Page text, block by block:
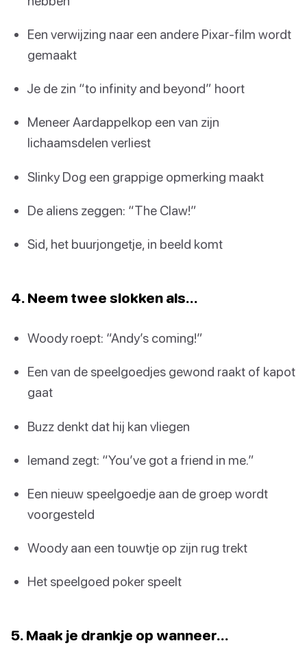
Een verwijzing naar een andere Pixar-film wordt
gemaakt
Je de zin “to infinity and beyond” hoort
Meneer Aardappelkop een van zijn
lichaamsdelen verliest
Slinky Dog een grappige opmerking maakt
De aliens zeggen: “The Claw!”
Sid, het buurjongetje, in beeld komt
4. Neem twee slokken als…
Woody roept: “Andy’s coming!”
Een van de speelgoedjes gewond raakt of kapot
gaat
Buzz denkt dat hij kan vliegen
Iemand zegt: “You’ve got a friend in me.”
Een nieuw speelgoedje aan de groep wordt
voorgesteld
Woody aan een touwtje op zijn rug trekt
Het speelgoed poker speelt
5. Maak je drankje op wanneer…